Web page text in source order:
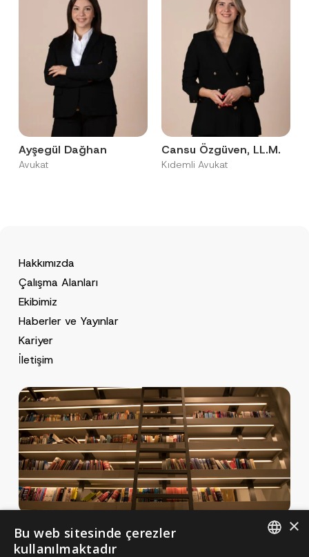
Ayşegül Dağhan
Avukat
Cansu Özgüven, LL.M.
Kıdemli Avukat
Hakkımızda
Çalışma Alanları
Ekibimiz
Haberler ve Yayınlar
Kariyer
İletişim
Haberler ve Yayınlar
×
Bu web sitesinde çerezler
kullanılmaktadır